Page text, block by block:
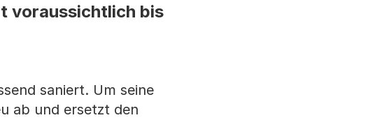
voraussichtlich bis
saniert. Um seine
ab und ersetzt den